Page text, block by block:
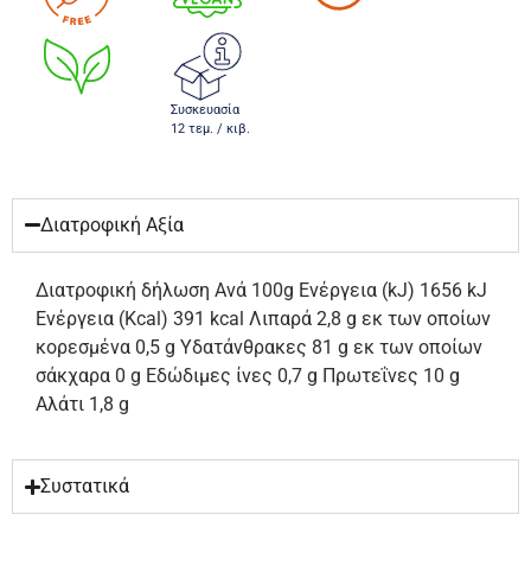
Συσκευασία
12 τεμ. / κιβ.
Διατροφική Αξία
Διατροφική δήλωση Ανά 100g Ενέργεια (kJ) 1656 kJ
Ενέργεια (Kcal) 391 kcal Λιπαρά 2,8 g εκ των οποίων
κορεσμένα 0,5 g Υδατάνθρακες 81 g εκ των οποίων
σάκχαρα 0 g Εδώδιμες ίνες 0,7 g Πρωτεΐνες 10 g
Αλάτι 1,8 g
Συστατικά